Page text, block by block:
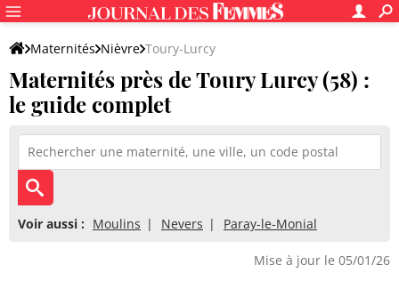
Maternités Nièvre Toury-Lurcy
Maternités près de Toury Lurcy (58) :
le guide complet
Voir aussi : Moulins Nevers Paray-le-Monial
Mise à jour le 05/01/26